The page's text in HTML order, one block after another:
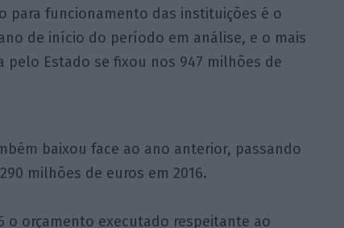
para funcionamento das instituições é o
de início do período em análise, e o mais
pelo Estado se fixou nos 947 milhões de
baixou face ao ano anterior, passando
milhões de euros em 2016.
o orçamento executado respeitante ao